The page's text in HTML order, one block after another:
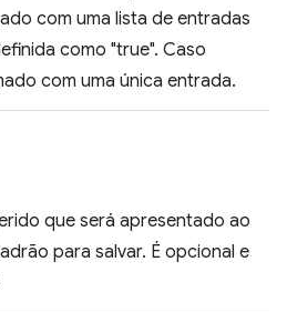
com uma lista de entradas
como "true". Caso
com uma única entrada.
que será apresentado ao
para salvar. É opcional e